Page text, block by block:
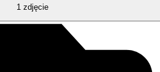
1 zdjęcie